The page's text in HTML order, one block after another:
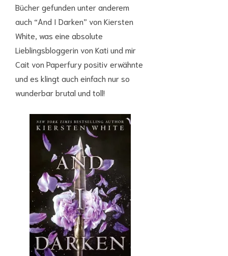
Bücher gefunden unter anderem
auch “And I Darken” von Kiersten
White, was eine absolute
Lieblingsbloggerin von Kati und mir
Cait von Paperfury positiv erwähnte
und es klingt auch einfach nur so
wunderbar brutal und toll!